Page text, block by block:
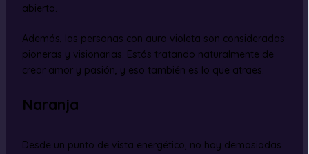
abierta.
Además, las personas con aura violeta son consideradas
pioneras y visionarias. Estás tratando naturalmente de
crear amor y pasión, y eso también es lo que atraes.
Naranja
Desde un punto de vista energético, no hay demasiadas